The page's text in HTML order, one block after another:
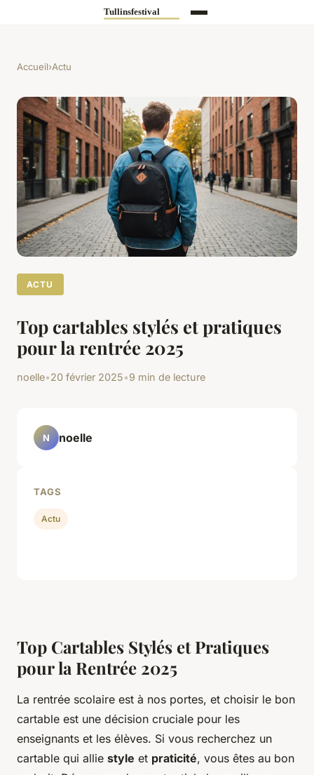
Accueil›Actu
ACTU
Top cartables stylés et pratiques
pour la rentrée 2025
noelle•20 février 2025•9 min de lecture
Top Cartables Stylés et Pratiques
pour la Rentrée 2025
La rentrée scolaire est à nos portes, et choisir le bon
cartable est une décision cruciale pour les
enseignants et les élèves. Si vous recherchez un
cartable qui allie style et praticité, vous êtes au bon
N noelle
TAGS
Actu